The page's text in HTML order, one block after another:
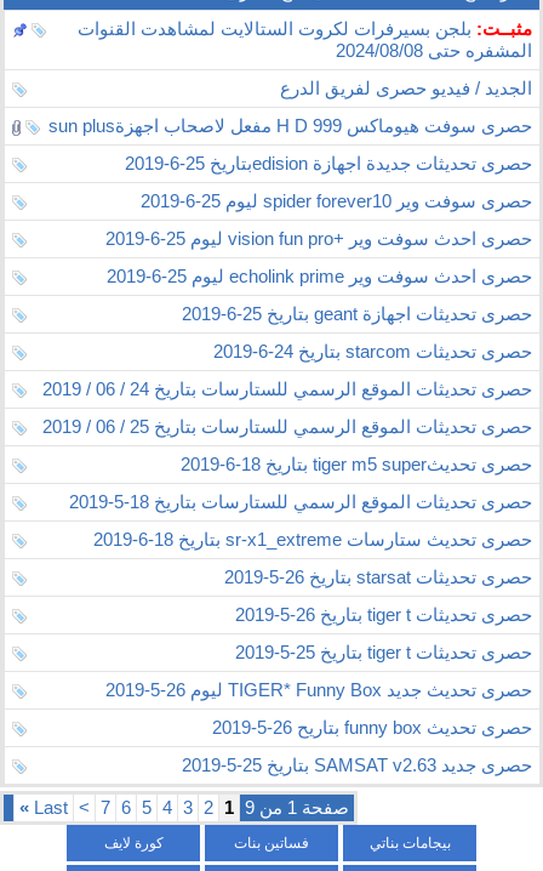
مثبــت: بلجن بسيرفرات لكروت الستالايت لمشاهدت القنوات
المشفره حتى 2024/08/08
الجديد / فيديو حصرى لفريق الدرع
حصرى سوفت هيوماكس 999 H D مفعل لاصحاب اجهزةsun plus
حصرى تحديثات جديدة اجهازة edisionبتاريخ 25-6-2019
حصرى سوفت وير spider forever10 ليوم 25-6-2019
حصرى احدث سوفت وير +vision fun pro ليوم 25-6-2019
حصرى احدث سوفت وير echolink prime ليوم 25-6-2019
حصرى تحديثات اجهازة geant بتاريخ 25-6-2019
حصرى تحديثات starcom بتاريخ 24-6-2019
حصرى تحديثات الموقع الرسمي للستارسات بتاريخ 24 / 06 / 2019
حصرى تحديثات الموقع الرسمي للستارسات بتاريخ 25 / 06 / 2019
حصرى تحديثtiger m5 super بتاريخ 18-6-2019
حصرى تحديثات الموقع الرسمي للستارسات بتاريخ 18-5-2019
حصرى تحديث ستارسات sr-x1_extreme بتاريخ 18-6-2019
حصرى تحديثات starsat بتاريخ 26-5-2019
حصرى تحديثات tiger t بتاريخ 26-5-2019
حصرى تحديثات tiger t بتاريخ 25-5-2019
حصرى تحديث جديد TIGER* Funny Box ليوم 26-5-2019
حصرى تحديث funny box بتاريح 26-5-2019
حصرى جديد SAMSAT v2.63 بتاريخ 25-5-2019
صفحة 1 من 9 1
2
3
4
5
6
7
>
Last
»
بيجامات بناتي فساتين بنات كورة لايف